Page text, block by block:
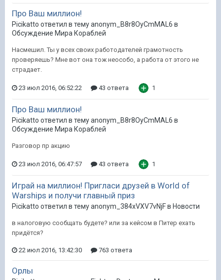
Про Ваш миллион!
Picikatto ответил в тему anonym_B8r8OyCmMAL6 в
Обсуждение Мира Кораблей
Насмешил. Ты у всех своих работодателей грамотность
проверяешь? Мне вот она тож неособо, а работа от этого не
страдает.
23 июл 2016, 06:52:22 43 ответа 1
Про Ваш миллион!
Picikatto ответил в тему anonym_B8r8OyCmMAL6 в
Обсуждение Мира Кораблей
Разговор пр акцию
23 июл 2016, 06:47:57 43 ответа 1
Играй на миллион! Пригласи друзей в World of
Warships и получи главный приз
Picikatto ответил в тему anonym_384xVXV7vNjF в Новости
в налоговую сообщать будете? или за кейсом в Питер ехать
придётся?
22 июл 2016, 13:42:30 763 ответа
Орлы